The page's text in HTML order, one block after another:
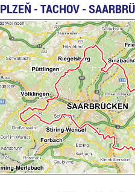
PLZEŇ - TACHOV -